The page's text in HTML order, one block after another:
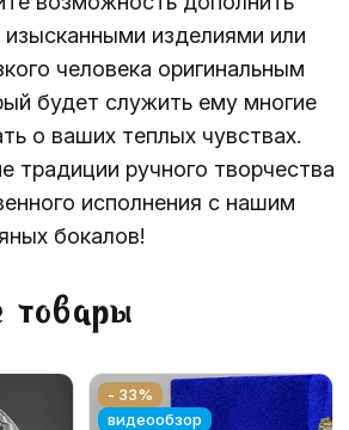
изделиями или
человека оригинальным
будет служить ему многие
о ваших теплых чувствах.
традиции ручного творчества
исполнения с нашим
бокалов!
товары
- 33%
видеообзор